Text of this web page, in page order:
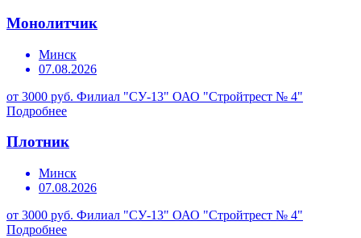
Монолитчик
Минск
07.08.2026
от 3000 руб. Филиал "СУ-13" ОАО "Стройтрест № 4"
Подробнее
Плотник
Минск
07.08.2026
от 3000 руб. Филиал "СУ-13" ОАО "Стройтрест № 4"
Подробнее